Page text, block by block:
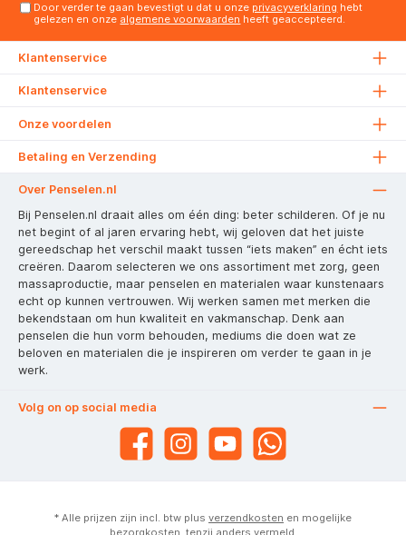
Door verder te gaan bevestigt u dat u onze privacyverklaring hebt
gelezen en onze algemene voorwaarden heeft geaccepteerd.
Klantenservice
Klantenservice
Onze voordelen
Betaling en Verzending
Over Penselen.nl
Bij Penselen.nl draait alles om één ding: beter schilderen. Of je nu
net begint of al jaren ervaring hebt, wij geloven dat het juiste
gereedschap het verschil maakt tussen “iets maken” en écht iets
creëren. Daarom selecteren we ons assortiment met zorg, geen
massaproductie, maar penselen en materialen waar kunstenaars
echt op kunnen vertrouwen. Wij werken samen met merken die
bekendstaan om hun kwaliteit en vakmanschap. Denk aan
penselen die hun vorm behouden, mediums die doen wat ze
beloven en materialen die je inspireren om verder te gaan in je
werk.
Volg on op social media
* Alle prijzen zijn incl. btw plus verzendkosten en mogelijke